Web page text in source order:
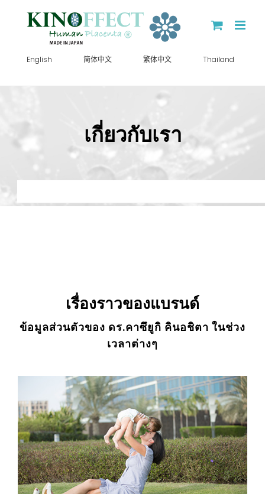
English 简体中文 繁体中文 Thailand
เกี่ยวกับเรา
เรื่องราวของแบรนด์
ข้อมูลส่วนตัวของ ดร.คาซึยูกิ คินอชิตา ในช่วง
เวลาต่างๆ